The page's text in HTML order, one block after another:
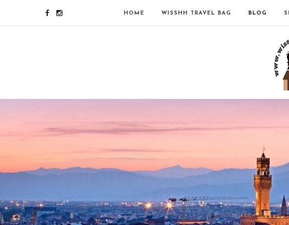
HOME WISSHH TRAVEL BAG BLOG